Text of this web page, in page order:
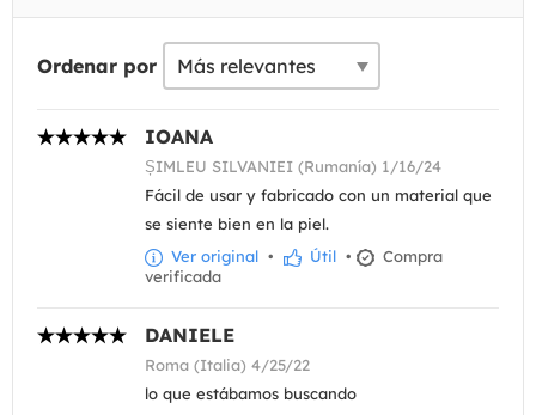
Ordenar por
IOANA
ȘIMLEU SILVANIEI (Rumanía) 1/16/24
Fácil de usar y fabricado con un material que
se siente bien en la piel.
Ver original • Útil •
Compra
verificada
DANIELE
Roma (Italia) 4/25/22
lo que estábamos buscando